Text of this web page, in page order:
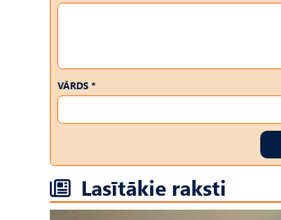
VĀRDS *
Lasītākie raksti